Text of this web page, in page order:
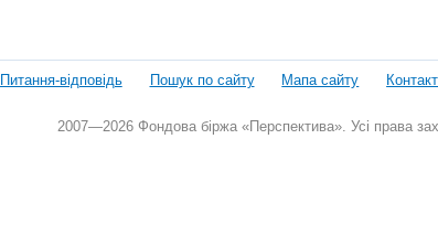
Питання-відповідь Пошук по сайту Мапа сайту
2007—2026 Фондова біржа «Перспектива». Усі права